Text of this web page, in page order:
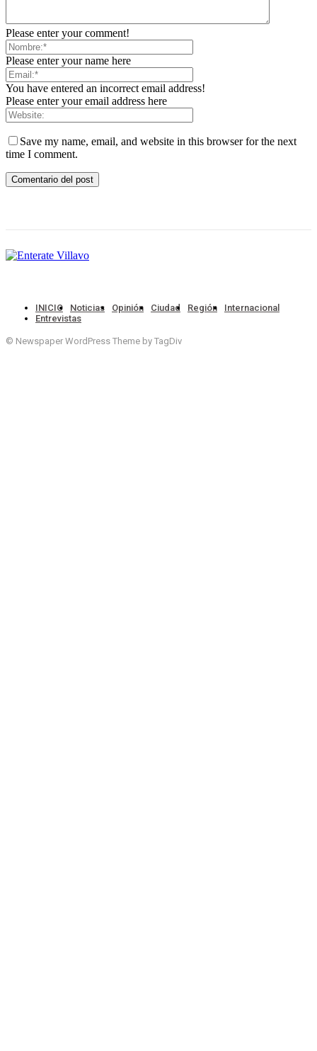
Please enter your comment!
Please enter your name here
You have entered an incorrect email address!
Please enter your email address here
Save my name, email, and website in this browser for the next
time I comment.
INICIO Noticias Opinión Ciudad Región
Internacional
Entrevistas
© Newspaper WordPress Theme by TagDiv